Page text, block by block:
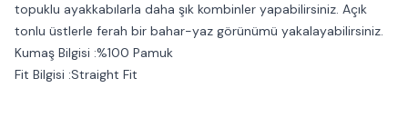
topuklu ayakkabılarla daha şık kombinler yapabilirsiniz. Açık
tonlu üstlerle ferah bir bahar-yaz görünümü yakalayabilirsiniz.
Kumaş Bilgisi :%100 Pamuk
Fit Bilgisi :Straight Fit